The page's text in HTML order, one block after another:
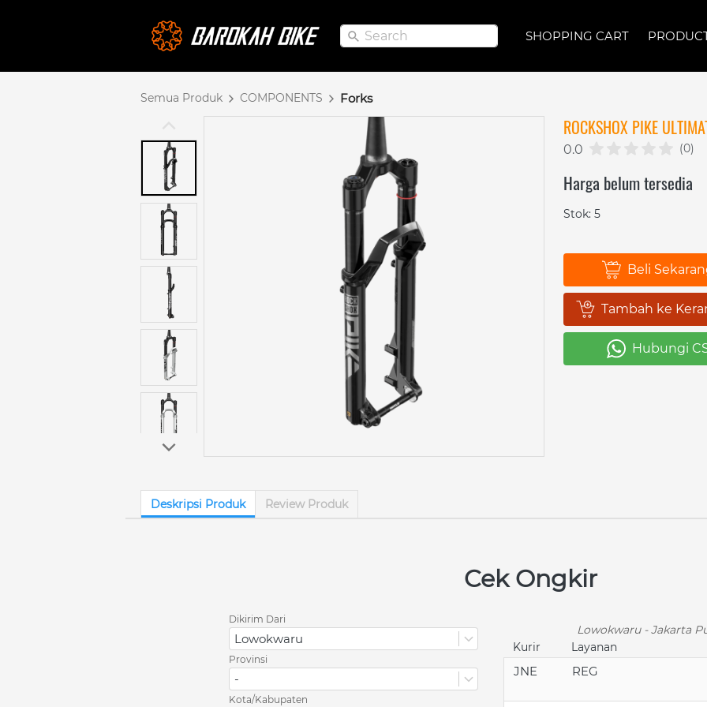
Search SHOPPING CART
Search SHOPPING CART
Semua Produk COMPONENTS Forks
ROCKSHOX PIKE
0.0 (0)
Harga belum tersedia
Stok: 5
` Beli
` Tambah ke
` Hubungi
Deskripsi Produk Review Produk
Cek Ongkir
Dikirim Dari
Lowokwaru
Provinsi
-
Kota/Kabupaten
Lowokwaru - Jakarta
Kurir
Layanan
JNE REG